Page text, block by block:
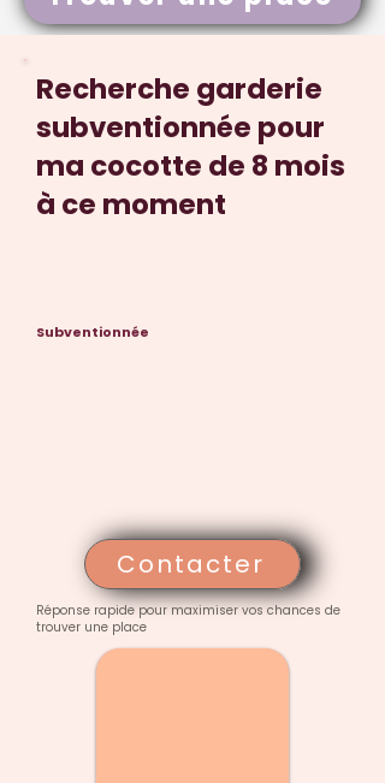
Recherche garderie
subventionnée pour
ma cocotte de 8 mois
à ce moment
Subventionnée
Contacter
Réponse rapide pour maximiser vos chances de
trouver une place